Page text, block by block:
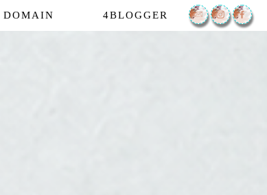
DOMAIN 4BLOGGER